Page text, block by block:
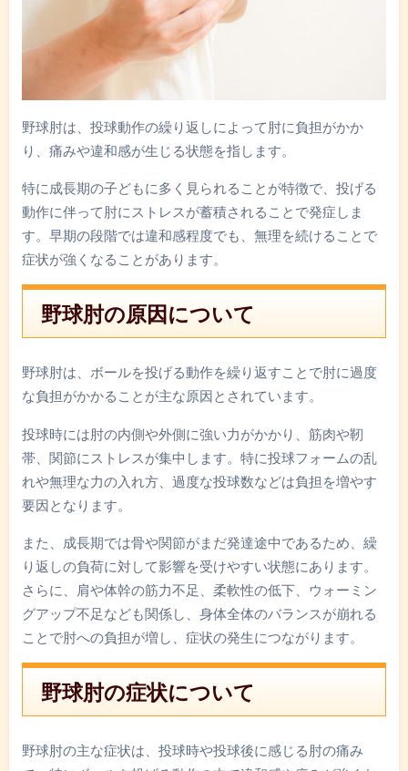
LINEお問い合わせ
野球肘は、投球動作の繰り返しによって肘に負担がかか
り、痛みや違和感が生じる状態を指します。
特に成長期の子どもに多く見られることが特徴で、投げる
動作に伴って肘にストレスが蓄積されることで発症しま
す。早期の段階では違和感程度でも、無理を続けることで
症状が強くなることがあります。
野球肘の原因について
野球肘は、ボールを投げる動作を繰り返すことで肘に過度
な負担がかかることが主な原因とされています。
投球時には肘の内側や外側に強い力がかかり、筋肉や靭
帯、関節にストレスが集中します。特に投球フォームの乱
れや無理な力の入れ方、過度な投球数などは負担を増やす
要因となります。
また、成長期では骨や関節がまだ発達途中であるため、繰
り返しの負荷に対して影響を受けやすい状態にあります。
さらに、肩や体幹の筋力不足、柔軟性の低下、ウォーミン
グアップ不足なども関係し、身体全体のバランスが崩れる
ことで肘への負担が増し、症状の発生につながります。
野球肘の症状について
野球肘の主な症状は、投球時や投球後に感じる肘の痛み